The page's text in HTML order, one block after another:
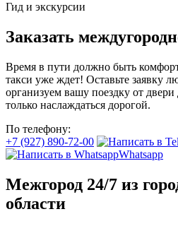
Гид и экскурсии
Заказать
Время в пути должно быть
такси уже ждет! Оставьте заявку
организуем вашу поездку от
только наслаждаться дорогой.
По телефону:
+7 (927) 890-72-00
Whatsapp
Межгород 24/7 из
области